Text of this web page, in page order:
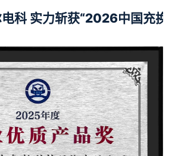
科 实力斩获“2026中国充换